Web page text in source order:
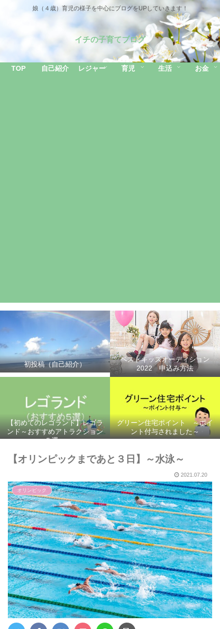
娘（４歳）育児の様子を中心にブログをUPしていきます！
イチの子育てブログ
TOP 自己紹介 レジャー 育児 生活 お金
初投稿（自己紹介）
ベストキッズオーディション
2022 申込み方法
【初めてのレゴランド】レゴラ
ンド～おすすめアトラクション
５選～
グリーン住宅ポイント ～ポイ
ント付与されました～
【オリンピックまであと３日】～水泳～
2021.07.20
オリンピック